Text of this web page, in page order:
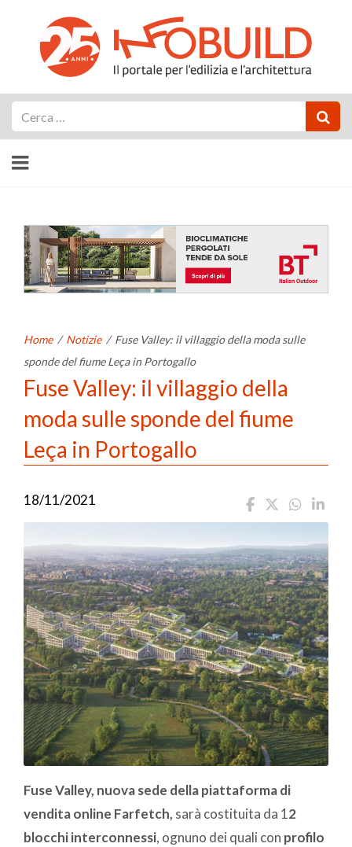
Home / Notizie / Fuse Valley: il villaggio della moda sulle
sponde del fiume Leça in Portogallo
Fuse Valley: il villaggio della
moda sulle sponde del fiume
Leça in Portogallo
18/11/2021
Fuse Valley, nuova sede della piattaforma di
vendita online Farfetch, sarà costituita da 12
blocchi interconnessi, ognuno dei quali con profilo